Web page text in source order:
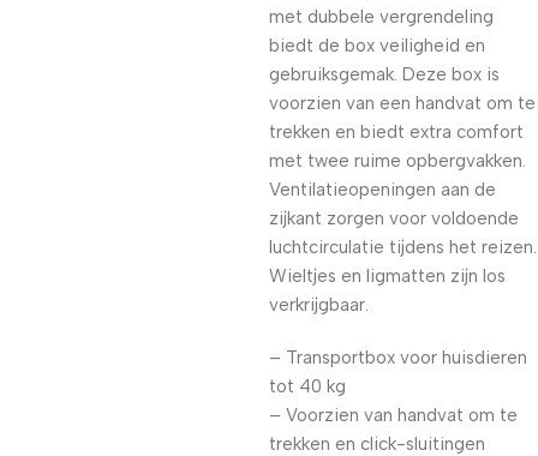
met dubbele vergrendeling
biedt de box veiligheid en
gebruiksgemak. Deze box is
voorzien van een handvat om te
trekken en biedt extra comfort
met twee ruime opbergvakken.
Ventilatieopeningen aan de
zijkant zorgen voor voldoende
luchtcirculatie tijdens het reizen.
Wieltjes en ligmatten zijn los
verkrijgbaar.
– Transportbox voor huisdieren
tot 40 kg
– Voorzien van handvat om te
trekken en click-sluitingen